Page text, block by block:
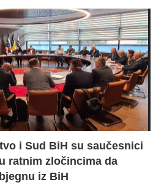
i Sud BiH su saučesnici
ratnim zločincima da
iz BiH